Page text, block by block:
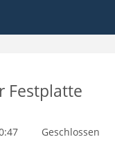
Festplatte
Geschlossen